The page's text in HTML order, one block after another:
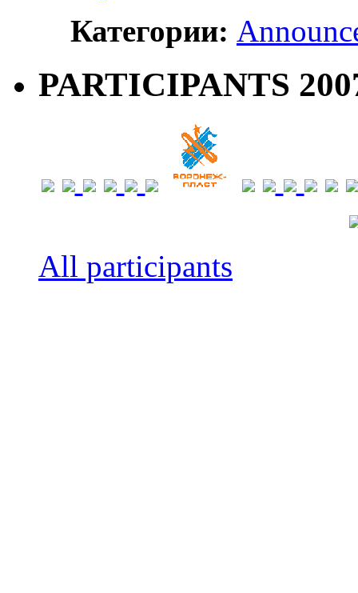
Категории:
PARTICIPANTS
All participants